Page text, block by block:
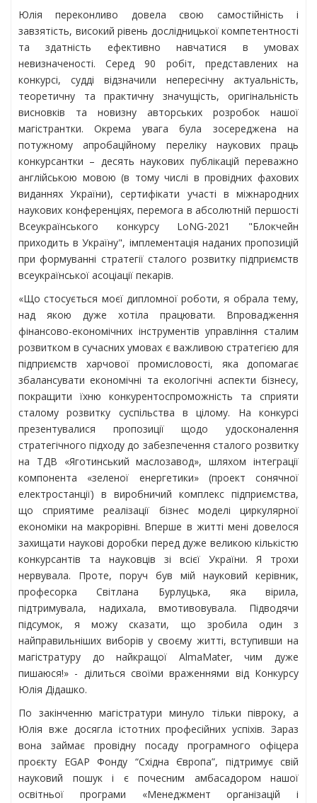
Юлія переконливо довела свою самостійність і
завзятість, високий рівень дослідницької компетентності
та здатність ефективно навчатися в умовах
невизначеності. Серед 90 робіт, представлених на
конкурсі, судді відзначили непересічну актуальність,
теоретичну та практичну значущість, оригінальність
висновків та новизну авторських розробок нашої
магістрантки. Окрема увага була зосереджена на
потужному апробаційному переліку наукових праць
конкурсантки – десять наукових публікацій переважно
англійською мовою (в тому числі в провідних фахових
виданнях України), сертифікати участі в міжнародних
наукових конференціях, перемога в абсолютній першості
Всеукраїнського конкурсу LoNG-2021 "Блокчейн
приходить в Україну", імплементація наданих пропозицій
при формуванні стратегії сталого розвитку підприємств
всеукраїнської асоціації пекарів.
«Що стосується моєї дипломної роботи, я обрала тему,
над якою дуже хотіла працювати. Впровадження
фінансово-економічних інструментів управління сталим
розвитком в сучасних умовах є важливою стратегією для
підприємств харчової промисловості, яка допомагає
збалансувати економічні та екологічні аспекти бізнесу,
покращити їхню конкурентоспроможність та сприяти
сталому розвитку суспільства в цілому. На конкурсі
презентувалися пропозиції щодо удосконалення
стратегічного підходу до забезпечення сталого розвитку
на ТДВ «Яготинський маслозавод», шляхом інтеграції
компонента «зеленої енергетики» (проект сонячної
електростанції) в виробничий комплекс підприємства,
що сприятиме реалізації бізнес моделі циркулярної
економіки на макрорівні. Вперше в житті мені довелося
захищати наукові доробки перед дуже великою кількістю
конкурсантів та науковців зі всієї України. Я трохи
нервувала. Проте, поруч був мій науковий керівник,
професорка Світлана Бурлуцька, яка вірила,
підтримувала, надихала, вмотивовувала. Підводячи
підсумок, я можу сказати, що зробила один з
найправильніших виборів у своєму житті, вступивши на
магістратуру до найкращої AlmaMater, чим дуже
пишаюся!» - ділиться своїми враженнями від Конкурсу
Юлія Дідашко.
По закінченню магістратури минуло тільки півроку, а
Юлія вже досягла істотних професійних успіхів. Зараз
вона займає провідну посаду програмного офіцера
проєкту EGAP Фонду “Східна Європа”, підтримує свій
науковий пошук і є почесним амбасадором нашої
освітньої програми «Менеджмент організацій і